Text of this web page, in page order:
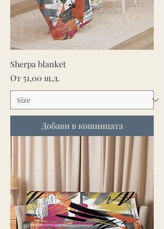
Sherpa blanket
От 51,00 щ.д.
Продажна цена
Добави в кошницата